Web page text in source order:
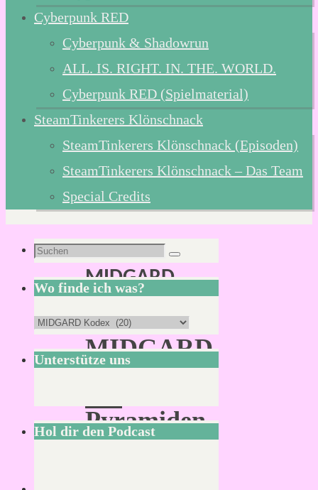
Cyberpunk RED
Cyberpunk & Shadowrun
ALL. IS. RIGHT. IN. THE. WORLD.
Cyberpunk RED (Spielmaterial)
SteamTinkerers Klönschnack
SteamTinkerers Klönschnack (Episoden)
SteamTinkerers Klönschnack – Das Team
Special Credits
Kategorie:
MIDGARD
Kodex
MIDGARD
Kodex:
Pyramiden
von
Suchen
nach:
Suchen
Wo finde ich was?
Wo
finde
ich
Unterstütze uns
Hol dir den Podcast